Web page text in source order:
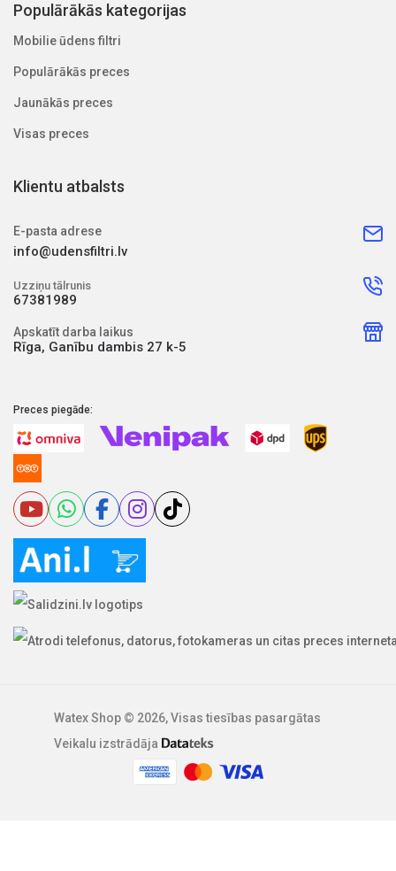
Populārākās kategorijas
Mobilie ūdens filtri
Populārākās preces
Jaunākās preces
Visas preces
Klientu atbalsts
E-pasta adrese
info@udensfiltri.lv
Uzziņu tālrunis
67381989
Apskatīt darba laikus
Rīga, Ganību dambis 27 k-5
Preces piegāde:
Watex Shop © 2026, Visas tiesības pasargātas
Veikalu izstrādāja